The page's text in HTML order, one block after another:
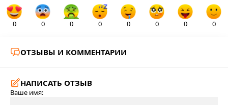
0 0 0 0 0 0 0 0
ОТЗЫВЫ И КОММЕНТАРИИ
НАПИСАТЬ ОТЗЫВ
Ваше имя: